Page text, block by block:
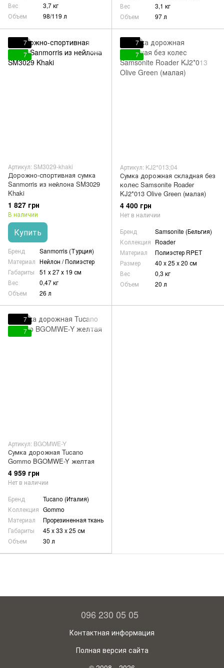
Вес
3,7 кг
Объем
98/119 л
Вес
3,1 кг
Объем
97 л
7
7
Артикул: SM3029-khaki
Дорожно-спортивная сумка
Sanmorris из нейлона SM3029
Khaki
1 827 грн
В наличии
Купить
Бренд
Sanmorris (Турция)
Материал Нейлон / Полиэстер
Габариты
51 х 27 х 19 см
Вес
0,47 кг
Объем
26 л
7
7
Артикул: KJ2*013;04
Сумка дорожная складная без
колес Samsonite Roader
KJ2*013 Olive Green (малая)
4 400 грн
Нет в наличии
Бренд
Samsonite (Бельгия)
Коллекция Roader
Материал
Полиэстер RPET
Размер
40 x 25 x 20 см
Вес
0,3 кг
Объем
20 л
7
7
Артикул: BGOMWE-Y
Сумка дорожная Tucano
Gommo BGOMWE-Y желтая
4 959 грн
Нет в наличии
Бренд
Tucano (Италия)
Коллекция Gommo
Материал
Прорезиненная ткань
Габариты
45 x 33 x 25 см
Объем
30 л
096 230 05 05
Контактная информация
Полная версия сайта